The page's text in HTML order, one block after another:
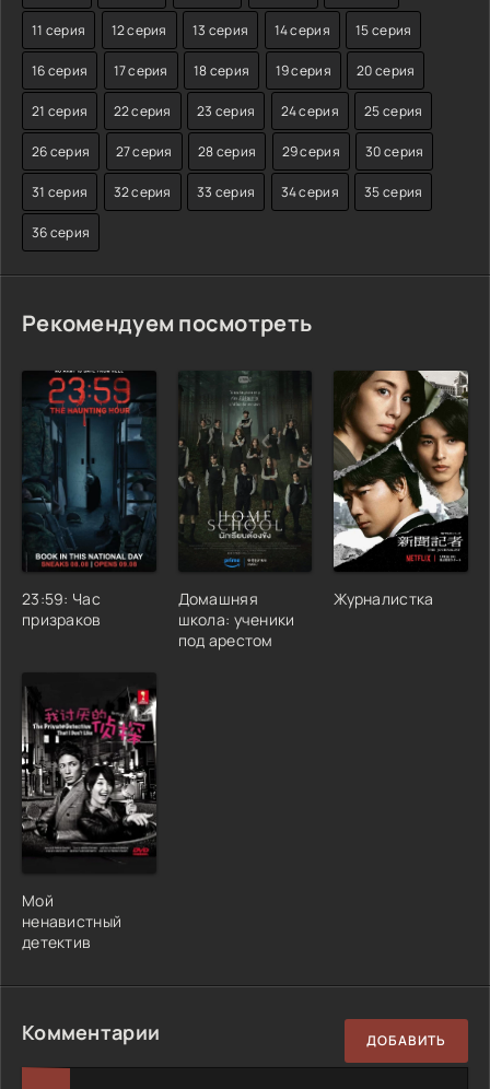
11 серия 12 серия 13 серия 14 серия 15 серия
16 серия 17 серия 18 серия 19 серия 20 серия
21 серия 22 серия 23 серия 24 серия 25 серия
26 серия 27 серия 28 серия 29 серия 30 серия
31 серия 32 серия 33 серия 34 серия 35 серия
36 серия
Рекомендуем посмотреть
23:59: Час
призраков
Домашняя
школа: ученики
под арестом
Журналистка
Мой
ненавистный
детектив
Комментарии ДОБАВИТЬ